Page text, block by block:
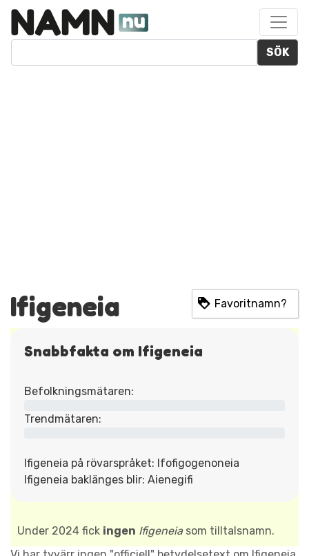
SÖK
Ifigeneia Favoritnamn?
Snabbfakta om Ifigeneia
Befolkningsmätaren:
Trendmätaren:
Ifigeneia på rövarspråket: Ifofigogenoneia
Ifigeneia baklänges blir: Aienegifi
Under 2024 fick ingen Ifigeneiasom tilltalsnamn.